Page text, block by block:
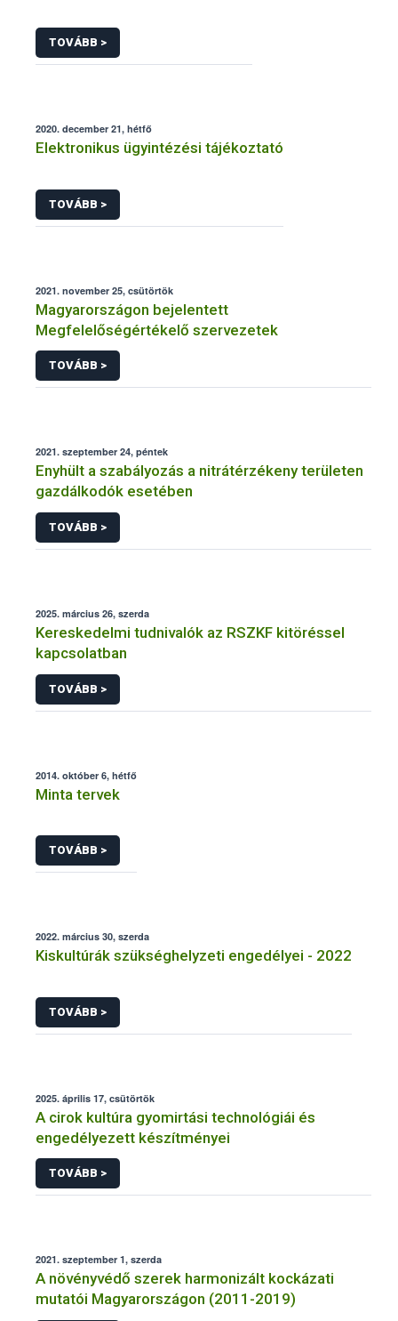
TOVÁBB >
2020. december 21, hétfő
Elektronikus ügyintézési tájékoztató
TOVÁBB >
2021. november 25, csütörtök
Magyarországon bejelentett
Megfelelőségértékelő szervezetek
TOVÁBB >
2021. szeptember 24, péntek
Enyhült a szabályozás a nitrátérzékeny területen
gazdálkodók esetében
TOVÁBB >
2025. március 26, szerda
Kereskedelmi tudnivalók az RSZKF kitöréssel
kapcsolatban
TOVÁBB >
2014. október 6, hétfő
Minta tervek
TOVÁBB >
2022. március 30, szerda
Kiskultúrák szükséghelyzeti engedélyei - 2022
TOVÁBB >
2025. április 17, csütörtök
A cirok kultúra gyomirtási technológiái és
engedélyezett készítményei
TOVÁBB >
2021. szeptember 1, szerda
A növényvédő szerek harmonizált kockázati
mutatói Magyarországon (2011-2019)